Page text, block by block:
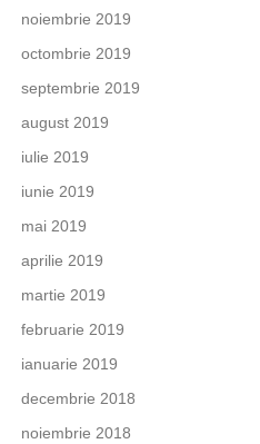
noiembrie 2019
octombrie 2019
septembrie 2019
august 2019
iulie 2019
iunie 2019
mai 2019
aprilie 2019
martie 2019
februarie 2019
ianuarie 2019
decembrie 2018
noiembrie 2018